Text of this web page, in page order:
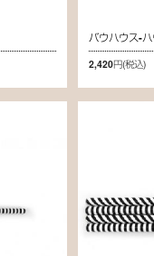
バウハウス-
2,420円(税込)